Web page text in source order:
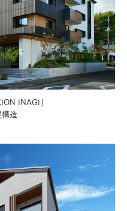
INAGI」
造